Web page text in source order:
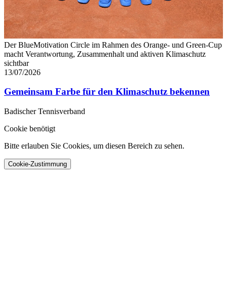
Der BlueMotivation Circle im Rahmen des Orange- und Green-Cup
macht Verantwortung, Zusammenhalt und aktiven Klimaschutz
sichtbar
13/07/2026
Gemeinsam Farbe für den Klimaschutz bekennen
Badischer Tennisverband
Cookie benötigt
Bitte erlauben Sie Cookies, um diesen Bereich zu sehen.
Cookie-Zustimmung